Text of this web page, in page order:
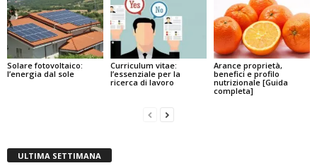
Solare fotovoltaico:
l’energia dal sole
Curriculum vitae:
l’essenziale per la
ricerca di lavoro
Arance proprietà,
benefici e profilo
nutrizionale [Guida
completa]
ULTIMA SETTIMANA